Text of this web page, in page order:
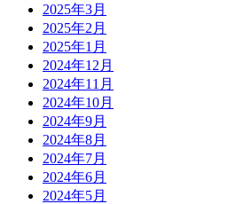
2025年3月
2025年2月
2025年1月
2024年12月
2024年11月
2024年10月
2024年9月
2024年8月
2024年7月
2024年6月
2024年5月